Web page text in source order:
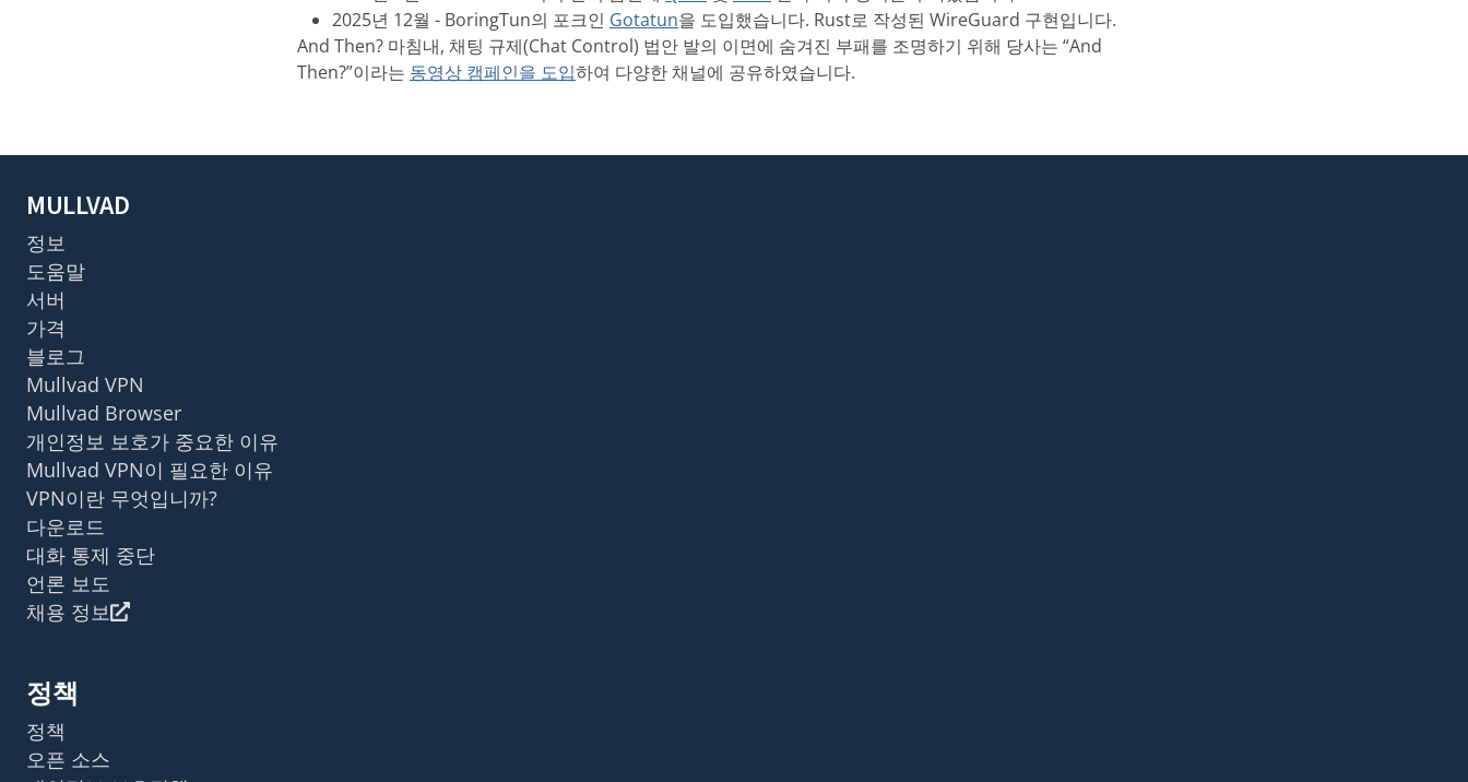
2025년 12월 - BoringTun의 포크인 Gotatun을 도입했습니다. Rust로 작성된 WireGuard 구현입니다.
And Then? 마침내, 채팅 규제(Chat Control) 법안 발의 이면에 숨겨진 부패를 조명하기 위해 당사는 “And
Then?”이라는 동영상 캠페인을 도입하여 다양한 채널에 공유하였습니다.
MULLVAD
정보
도움말
서버
가격
블로그
Mullvad VPN
Mullvad Browser
개인정보 보호가 중요한 이유
Mullvad VPN이 필요한 이유
VPN이란 무엇입니까?
다운로드
대화 통제 중단
언론 보도
채용 정보
정책
정책
오픈 소스